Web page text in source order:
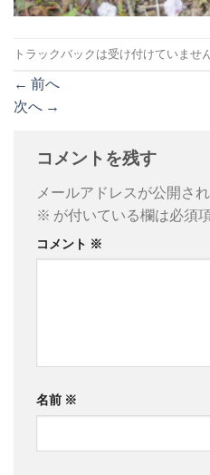
トラックバックは受け付けていませ
← 前へ
次へ →
コメントを残す
メールアドレスが公開さ
※ が付いている欄は必須
コメント ※
名前 ※